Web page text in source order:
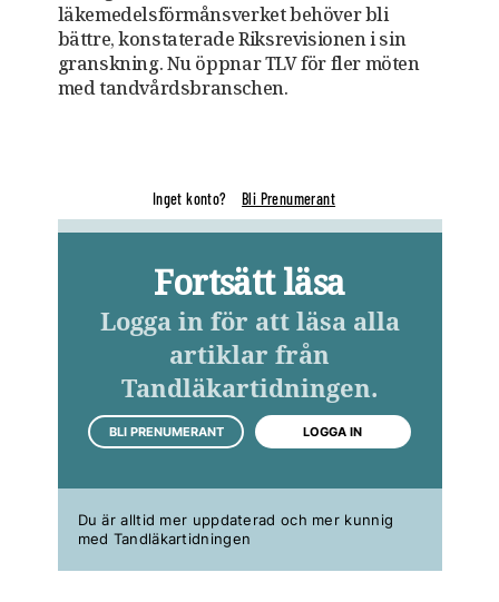
läkemedelsförmånsverket behöver bli
bättre, konstaterade Riksrevisionen i sin
granskning. Nu öppnar TLV för fler möten
med tandvårdsbranschen.
Inget konto? Bli Prenumerant
Fortsätt läsa
Logga in för att läsa alla
artiklar från
Tandläkartidningen.
BLI PRENUMERANT LOGGA IN
Du är alltid mer uppdaterad och mer kunnig
med Tandläkartidningen